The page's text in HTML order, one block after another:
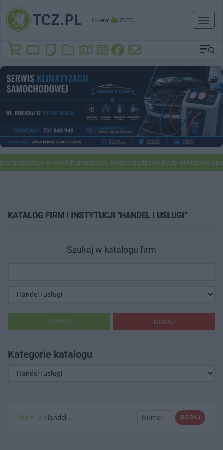
Tczew 20°C
Toggle
pozostaje w swoich granicach. Rozporządzenie Rady Ministrów
KATALOG FIRM I INSTYTUCJI "HANDEL I USŁUGI"
Szukaj w katalogu firm
DODAJ
SZUKAJ
Kategorie katalogu
DODAJ
Numer ↓
Start Handel...